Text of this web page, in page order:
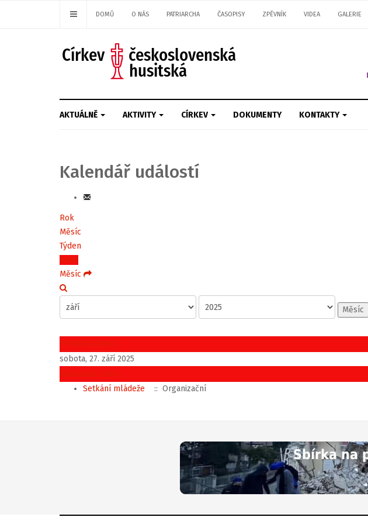
DOMŮ O NÁS PATRIARCHA ČASOPISY ZPĚVNÍK VIDEA GALERIE
AKTUÁLNĚ AKTIVITY CÍRKEV DOKUMENTY KONTAKTY
Kalendář událostí
Rok
Měsíc
Týden
Dnes
Měsíc
Měsíc
Předchozí den
sobota, 27. září 2025
Následující den
Setkání mládeže
:: Organizační